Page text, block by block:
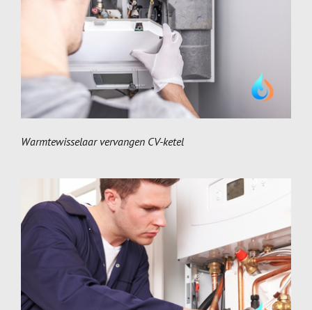
Warmtewisselaar vervangen CV-ketel